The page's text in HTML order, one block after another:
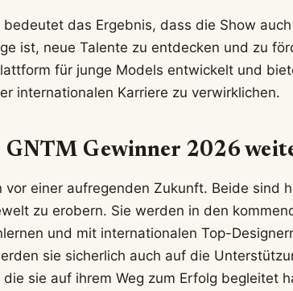
das Ergebnis, dass die Show
ist, neue Talente zu entdecken und zu
für junge Models entwickelt und
internationalen Karriere zu verwirklichen.
GNTM Gewinner 2026
vor einer aufregenden Zukunft. Beide sind
zu erobern. Sie werden in den
und mit internationalen Top-
sie sicherlich auch auf die
sie auf ihrem Weg zum Erfolg begleitet